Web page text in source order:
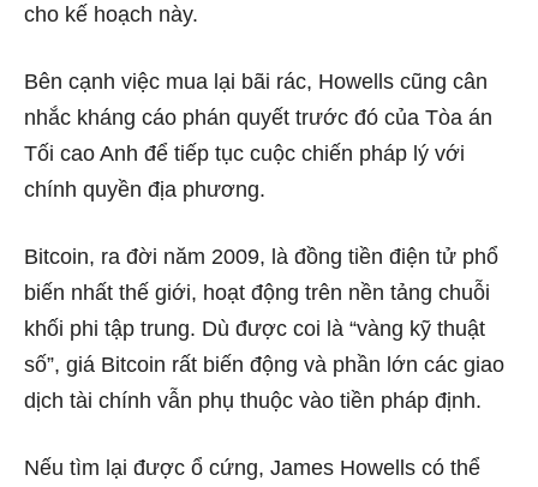
cho kế hoạch này.
Bên cạnh việc mua lại bãi rác, Howells cũng cân
nhắc kháng cáo phán quyết trước đó của Tòa án
Tối cao Anh để tiếp tục cuộc chiến pháp lý với
chính quyền địa phương.
Bitcoin, ra đời năm 2009, là đồng tiền điện tử phổ
biến nhất thế giới, hoạt động trên nền tảng chuỗi
khối phi tập trung. Dù được coi là “vàng kỹ thuật
số”, giá Bitcoin rất biến động và phần lớn các giao
dịch tài chính vẫn phụ thuộc vào tiền pháp định.
Nếu tìm lại được ổ cứng, James Howells có thể